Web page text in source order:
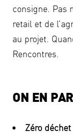
consigne. Pas
retail et de
au projet.
Rencontres.
ON EN
Zéro